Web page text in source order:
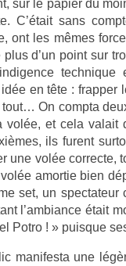
sur le papi­er du
C’était sans
ont les mêmes
plus d’un point sur
tech­nique
idée en tête : frapp­er
tout… On com­pta
volée, et cela valait
ils furent
une volée cor­rec­te,
amor­tie bien
set, un
l’am­bian­ce était
Potro ! » puis­que
man­ifes­ta une